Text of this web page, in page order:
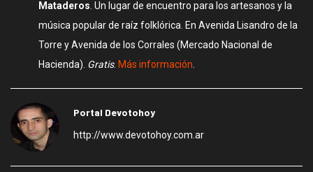
Mataderos . Un lugar de encuentro para los artesanos y la
música popular de raíz folklórica. En Avenida Lisandro de la
Torre y Avenida de los Corrales (Mercado Nacional de
Hacienda). Gratis. Más información
Portal Devotohoy
http://www.devotohoy.com.ar